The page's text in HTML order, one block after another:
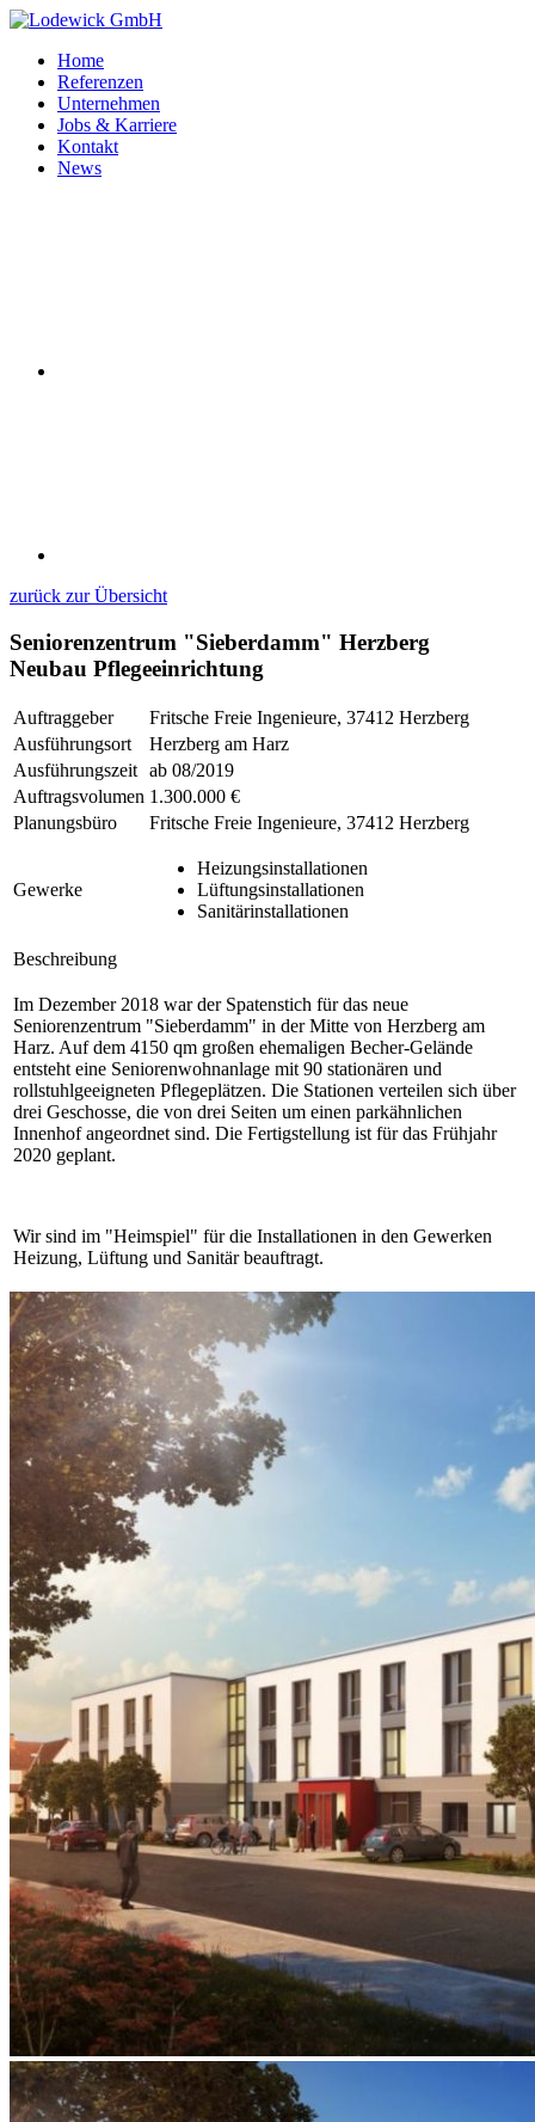
Home
Referenzen
Unternehmen
Jobs & Karriere
Kontakt
News
zurück zur Übersicht
Seniorenzentrum "Sieberdamm" Herzberg
Neubau Pflegeeinrichtung
Auftraggeber
Fritsche Freie Ingenieure, 37412 Herzberg
Ausführungsort
Herzberg am Harz
Ausführungszeit ab 08/2019
Auftragsvolumen 1.300.000 €
Planungsbüro
Fritsche Freie Ingenieure, 37412 Herzberg
Gewerke
Heizungsinstallationen
Lüftungsinstallationen
Sanitärinstallationen
Beschreibung
Im Dezember 2018 war der Spatenstich für das neue
Seniorenzentrum "Sieberdamm" in der Mitte von Herzberg am
Harz. Auf dem 4150 qm großen ehemaligen Becher-Gelände
entsteht eine Seniorenwohnanlage mit 90 stationären und
rollstuhlgeeigneten Pflegeplätzen. Die Stationen verteilen sich über
drei Geschosse, die von drei Seiten um einen parkähnlichen
Innenhof angeordnet sind. Die Fertigstellung ist für das Frühjahr
2020 geplant.
Wir sind im "Heimspiel" für die Installationen in den Gewerken
Heizung, Lüftung und Sanitär beauftragt.